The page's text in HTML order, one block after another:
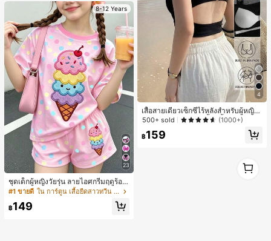
8-12 Years
23
ชุดเด็กผู้หญิงวัยรุ่น ลายไอศกรีมฤดูร้อน
แบบมินิมอลน่ารัก ลายจุดสีสันสดใส สไ
ตล์ครีมหวาน สไตล์วันหยุด ชุด 2 ชิ้น แ
ขนสั้นและกางเกงขาสั้น เหมาะสำหรับฤ
#1 ขายดี ใน การ์ตูน เสื้อยืดสาวทวีน Co-ord
฿149
4
เสื้อสายเดี่ยวเซ็กซี่ไร้หลังสำหรับผู้หญิง
พร้อมบราแบบมีฟองน้ำ, เสื้อกล้ามแขน
500+ sold (1000+)
฿159